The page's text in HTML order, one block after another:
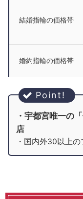
結婚指輪の価格帯
婚約指輪の価格帯
・宇都宮唯一の
店
・国内外30以上